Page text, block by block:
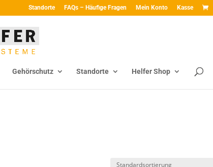
Standorte FAQs – Häufige Fragen Mein Konto Kasse
Gehörschutz Standorte Helfer Shop